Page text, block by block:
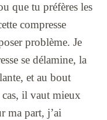
que tu préfères les
compresse
problème. Je
se délamine, la
et au bout
il vaut mieux
ma part, j’ai